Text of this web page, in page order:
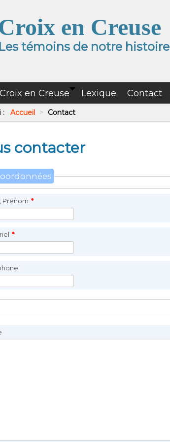
en Creuse
Les témoins de notre histoire
Croix en Creuse Lexique Contact
: Accueil > Contact
contacter
Prénom *
*